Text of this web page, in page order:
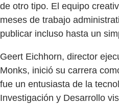
de otro tipo. El equipo
meses de trabajo
publicar incluso hasta un
Geert Eichhorn, director
Monks, inició su carrera
fue un entusiasta de la
Investigación y Desarrollo